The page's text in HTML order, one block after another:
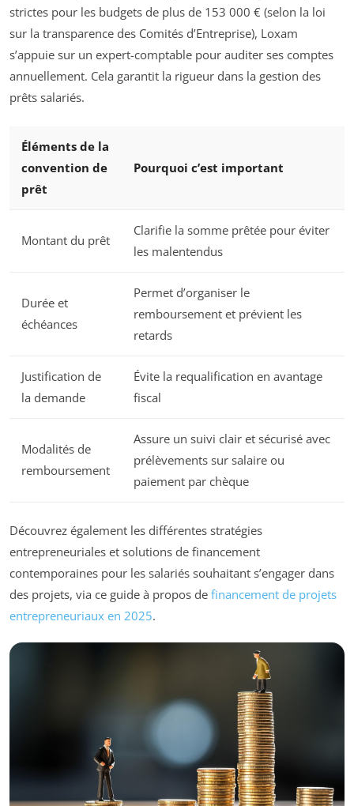
strictes pour les budgets de plus de 153 000 € (selon la loi
sur la transparence des Comités d’Entreprise), Loxam
s’appuie sur un expert-comptable pour auditer ses comptes
annuellement. Cela garantit la rigueur dans la gestion des
prêts salariés.
Éléments de la
convention de
prêt
Pourquoi c’est important
Montant du prêt
Clarifie la somme prêtée pour éviter
les malentendus
Durée et
échéances
Permet d’organiser le
remboursement et prévient les
retards
Justification de
la demande
Évite la requalification en avantage
fiscal
Modalités de
remboursement
Assure un suivi clair et sécurisé avec
prélèvements sur salaire ou
paiement par chèque
Découvrez également les différentes stratégies
entrepreneuriales et solutions de financement
contemporaines pour les salariés souhaitant s’engager dans
des projets, via ce guide à propos de financement de projets
entrepreneuriaux en 2025.